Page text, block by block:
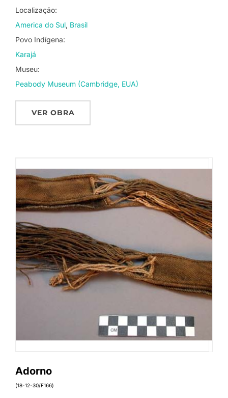
Localização:
America do Sul Brasil
Povo Indígena:
Karajá
Museu:
Peabody Museum (Cambridge, EUA)
VER OBRA
Adorno
(18-12-30/F166)